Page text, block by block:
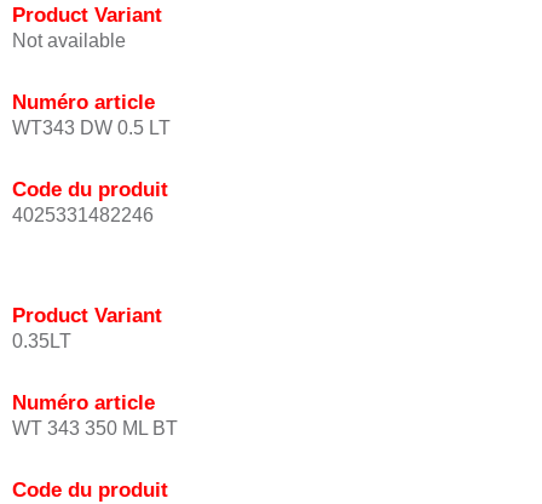
Product Variant
Not available
Numéro article
WT343 DW 0.5 LT
Code du produit
4025331482246
Product Variant
0.35LT
Numéro article
WT 343 350 ML BT
Code du produit